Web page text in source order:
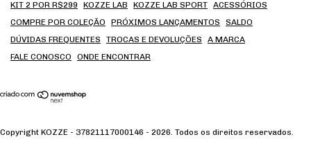
KIT 2 POR R$299
KOZZE LAB KOZZE LAB SPORT ACESSÓRIOS
COMPRE POR COLEÇÃO
PRÓXIMOS LANÇAMENTOS
SALDO
DÚVIDAS FREQUENTES
TROCAS E DEVOLUÇÕES
A MARCA
FALE CONOSCO
ONDE ENCONTRAR
Copyright KOZZE - 37821117000146 - 2026. Todos os direitos reservados.